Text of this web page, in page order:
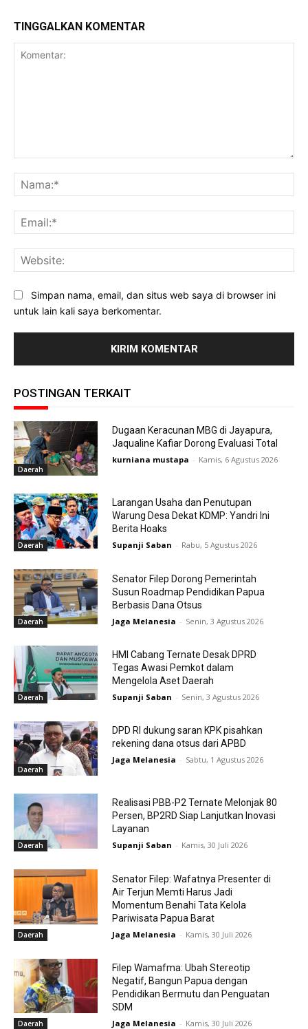
TINGGALKAN KOMENTAR
Simpan nama, email, dan situs web saya di browser ini
untuk lain kali saya berkomentar.
POSTINGAN TERKAIT
Daerah
Dugaan Keracunan MBG di Jayapura,
Jaqualine Kafiar Dorong Evaluasi Total
kurniana mustapa - Kamis, 6 Agustus 2026
Daerah
Larangan Usaha dan Penutupan
Warung Desa Dekat KDMP: Yandri Ini
Berita Hoaks
Supanji Saban - Rabu, 5 Agustus 2026
Daerah
Senator Filep Dorong Pemerintah
Susun Roadmap Pendidikan Papua
Berbasis Dana Otsus
Jaga Melanesia - Senin, 3 Agustus 2026
Daerah
HMI Cabang Ternate Desak DPRD
Tegas Awasi Pemkot dalam
Mengelola Aset Daerah
Supanji Saban - Senin, 3 Agustus 2026
Daerah
DPD RI dukung saran KPK pisahkan
rekening dana otsus dari APBD
Jaga Melanesia - Sabtu, 1 Agustus 2026
Daerah
Realisasi PBB-P2 Ternate Melonjak 80
Persen, BP2RD Siap Lanjutkan Inovasi
Layanan
Supanji Saban - Kamis, 30 Juli 2026
Daerah
Senator Filep: Wafatnya Presenter di
Air Terjun Memti Harus Jadi
Momentum Benahi Tata Kelola
Pariwisata Papua Barat
Jaga Melanesia - Kamis, 30 Juli 2026
Daerah
Filep Wamafma: Ubah Stereotip
Negatif, Bangun Papua dengan
Pendidikan Bermutu dan Penguatan
SDM
Jaga Melanesia - Kamis, 30 Juli 2026